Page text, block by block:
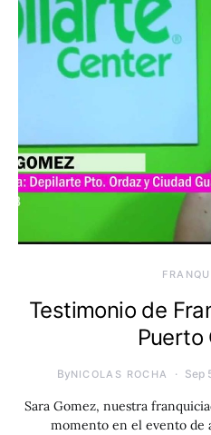
Testimonio de
Puerto
ByNICOLAS ROCHA Sep
Sara Gomez, nuestra
momento en el evento de